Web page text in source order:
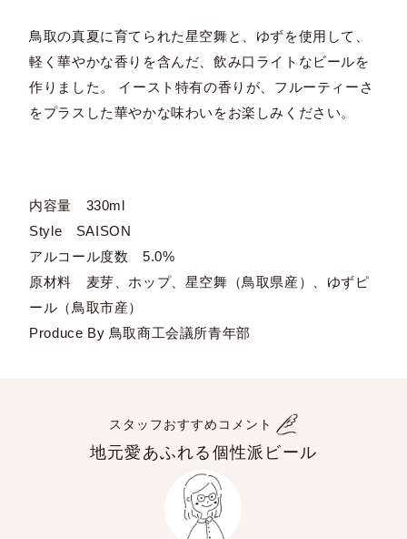
鳥取の真夏に育てられた星空舞と、ゆずを使用して、
軽く華やかな香りを含んだ、飲み口ライトなビールを
作りました。 イースト特有の香りが、フルーティーさ
をプラスした華やかな味わいをお楽しみください。
内容量 330ml
Style SAISON
アルコール度数 5.0%
原材料 麦芽、ホップ、星空舞（鳥取県産）、ゆずピ
ール（鳥取市産）
Produce By 鳥取商工会議所青年部
スタッフおすすめコメント
地元愛あふれる個性派ビール